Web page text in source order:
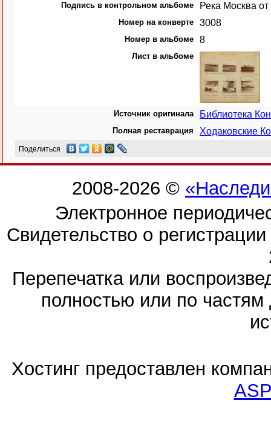
Подпись в контрольном альбоме Река Москва
Номер на конверте 3008
Номер в альбоме 8
Лист в альбоме
Источник оригинала Библиотека
Полная реставрация Ходаковские
Поделиться
2008-2026 ©
Электронное
Свидетельство о
Перепечатка или
полностью или по частям
Хостинг предоставлен